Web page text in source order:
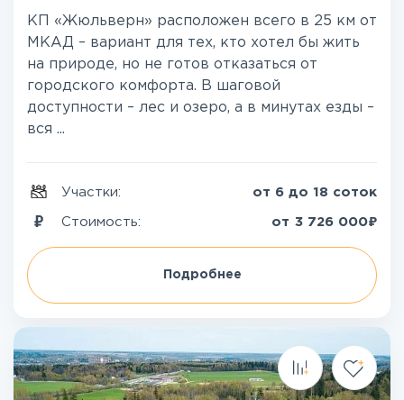
КП «Жюльверн» расположен всего в 25 км от
МКАД – вариант для тех, кто хотел бы жить
на природе, но не готов отказаться от
городского комфорта. В шаговой
доступности – лес и озеро, а в минутах езды –
вся ...
Участки: от 6 до 18 соток
Стоимость: от 3 726 000₽
Подробнее